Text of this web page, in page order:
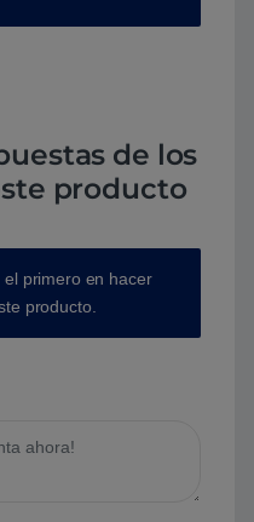
de los
producto
primero en hacer
producto.